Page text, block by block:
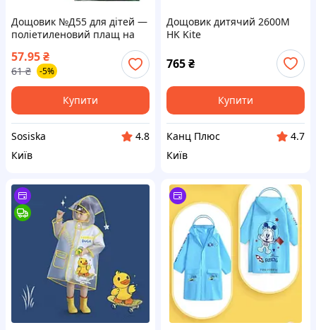
Дощовик №Д55 для дітей —
поліетиленовий плащ на
57.95₴
61 ₴ -5%
Купити
Sosiska
4.8
Київ
Дощовик дитячий 2600M
HK Kite
765₴
Купити
Канц Плюс
4.7
Київ